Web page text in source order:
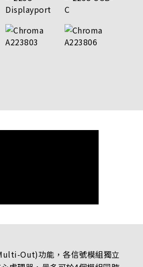
Out)功能，各信號模組獨立